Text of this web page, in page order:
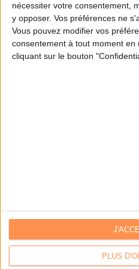
nécessiter votre consentement,
y opposer. Vos préférences ne
Vous pouvez modifier vos
consentement à tout moment en
cliquant sur le bouton
PLUS
Je m'inscris sur
Communiquer avec Archimag|